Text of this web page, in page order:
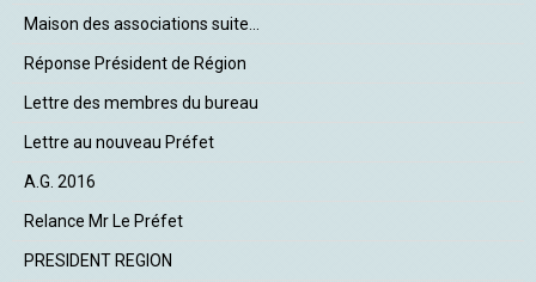
Maison des associations suite...
Réponse Président de Région
Lettre des membres du bureau
Lettre au nouveau Préfet
A.G. 2016
Relance Mr Le Préfet
PRESIDENT REGION